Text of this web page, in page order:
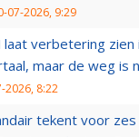
07-2026, 9:29
laat verbetering
maar de weg is
2026, 8:22
tekent voor